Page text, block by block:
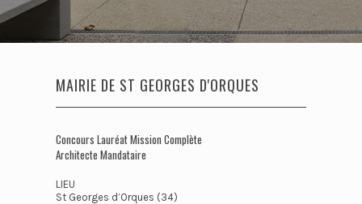
MAIRIE DE ST GEORGES D'ORQUES
Concours Lauréat Mission Complète
Architecte Mandataire
LIEU
St Georges d’Orques (34)